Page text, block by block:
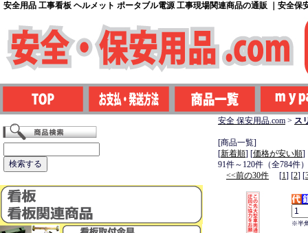
安全用品 工事看板 ヘルメット ポータブル電源 工事現場関連商品の通販 ｜安全保
安全 保安用品.com > ス
[商品一覧]
[新着順] [価格が安い順]
91件～120件（全784件）
<<前の30件 [1] [2] [
※半